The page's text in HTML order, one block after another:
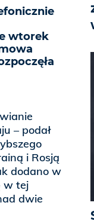
wtorek
– podał
i Rosją
dodano w
w tej
dwie